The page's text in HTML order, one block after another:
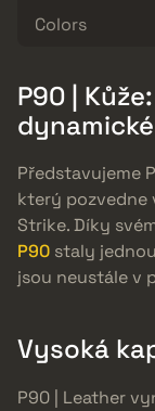
Colors
P90 |
Představujeme
který pozvedne
Strike. Díky
P90 staly
jsou neustále v
Vysoká
P90 | Leather